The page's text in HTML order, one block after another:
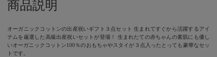
商品説明
オーガニックコットンの出産祝いギフト３点セット 生まれてすぐから活躍するアイ
テムを厳選した高級出産祝いセットが登場！ 生まれたての赤ちゃんの素肌にも優し
いオーガニックコットン100％のおもちゃやスタイが３点入ったとっても豪華なセッ
トです。